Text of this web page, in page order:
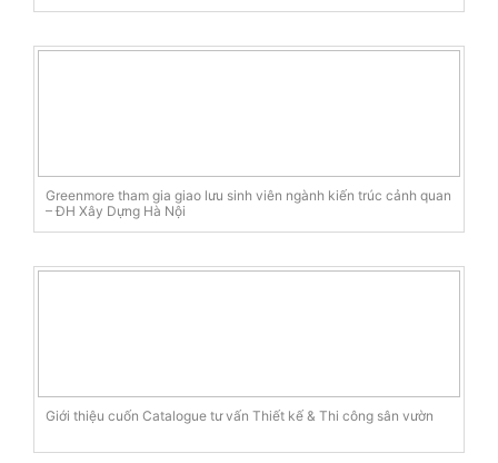
Greenmore tham gia giao lưu sinh viên ngành kiến trúc cảnh quan
– ĐH Xây Dựng Hà Nội
Giới thiệu cuốn Catalogue tư vấn Thiết kế & Thi công sân vườn